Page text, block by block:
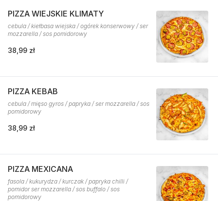
PIZZA WIEJSKIE KLIMATY
cebula / kiełbasa wiejska / ogórek konserwowy / ser
mozzarella / sos pomidorowy
38,99 zł
PIZZA KEBAB
cebula / mięso gyros / papryka / ser mozzarella / sos
pomidorowy
38,99 zł
PIZZA MEXICANA
fasola / kukurydza / kurczak / papryka chilli /
pomidor ser mozzarella / sos buffalo / sos
pomidorowy